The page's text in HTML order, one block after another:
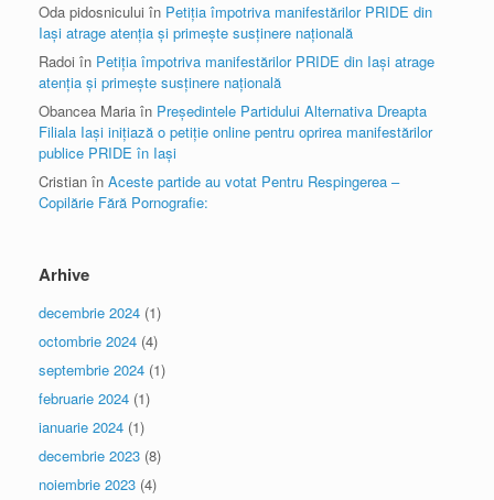
Oda pidosnicului în Petiția împotriva manifestărilor PRIDE din
Iași atrage atenția și primește susținere națională
Radoi în Petiția împotriva manifestărilor PRIDE din Iași atrage
atenția și primește susținere națională
Obancea Maria în Președintele Partidului Alternativa Dreapta
Filiala Iași inițiază o petiție online pentru oprirea manifestărilor
publice PRIDE în Iași
Cristian în Aceste partide au votat Pentru Respingerea –
Copilărie Fără Pornografie:
Arhive
decembrie 2024 (1)
octombrie 2024 (4)
septembrie 2024 (1)
februarie 2024 (1)
ianuarie 2024 (1)
decembrie 2023 (8)
noiembrie 2023 (4)